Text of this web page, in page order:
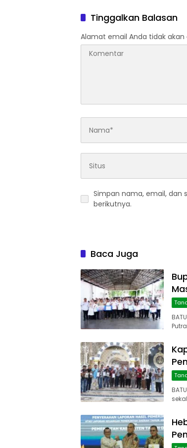
Tinggalkan Balasan
Alamat email Anda tidak akan
Simpan nama, email, dan
berikutnya.
Baca Juga